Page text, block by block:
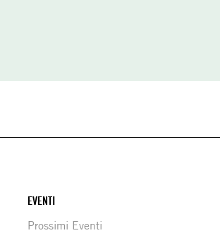
EVENTI
Prossimi Eventi